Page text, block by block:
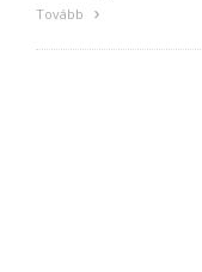
Tovább